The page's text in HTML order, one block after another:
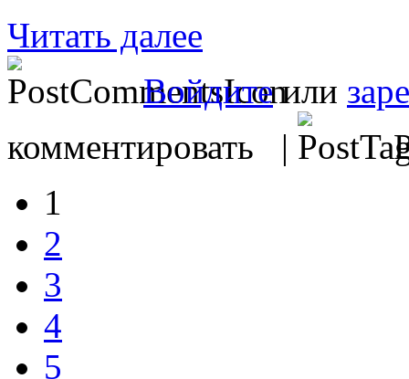
Читать далее
Войдитеили
комментировать |
1
2
3
4
5